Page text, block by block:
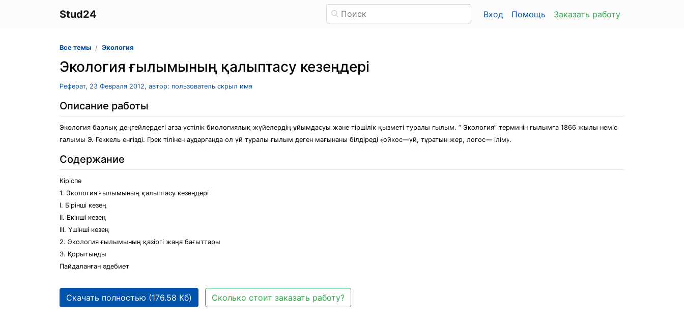
Stud24 Вход Помощь Заказать работу
Все темы Экология
Экология ғылымының қалыптасу кезеңдері
Реферат, 23 Февраля 2012, автор: пользователь скрыл имя
Описание работы
Экология барлық деңгейлердегі ағза үстілік биологиялық жүйелердің ұйымдасуы және тіршілік қызметі туралы ғылым. “ Экология” терминін ғылымға 1866 жылы неміс
ғалымы Э. Геккель енгізді. Грек тілінен аударғанда ол үй туралы ғылым деген мағынаны білдіреді ﴾ойкос―үй, тұратын жер, логос― ілім﴿.
Содержание
Кіріспе
1. Экология ғылымының қалыптасу кезеңдері
I. Бірінші кезең
II. Екінші кезең
III. Үшінші кезең
2. Экология ғылымының қазіргі жаңа бағыттары
3. Қорытынды
Пайдаланған әдебиет
Скачать полностью (176.58 Кб) Сколько стоит заказать работу?